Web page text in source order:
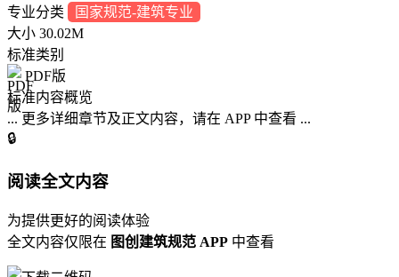
专业分类
国家规范-建筑专业
大小 30.02M
标准类别
PDF版
标准内容概览
... 更多详细章节及正文内容，请在 APP 中查看 ...
🔒
阅读全文内容
为提供更好的阅读体验
全文内容仅限在 图创建筑规范 APP 中查看